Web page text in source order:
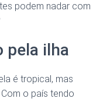
podem nadar com
pela ilha
é tropical, mas
o país tendo